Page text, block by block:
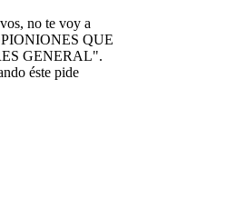
no te voy a
QUE
GENERAL".
éste pide